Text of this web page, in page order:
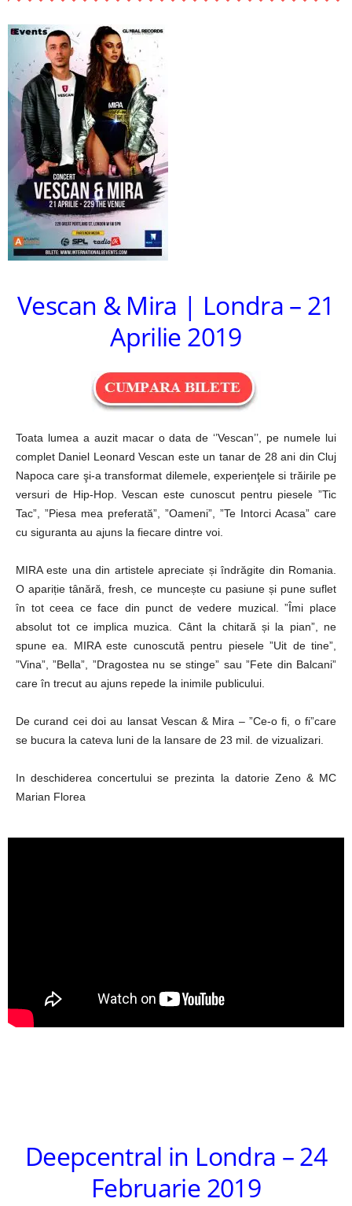
Vescan & Mira | Londra – 21
Aprilie 2019
Toata lumea a auzit macar o data de ‘’Vescan’’, pe numele lui
complet Daniel Leonard Vescan este un tanar de 28 ani din Cluj
Napoca care şi-a transformat dilemele, experienţele si trăirile pe
versuri de Hip-Hop. Vescan este cunoscut pentru piesele ”Tic
Tac”, ”Piesa mea preferată”, ”Oameni”, ”Te Intorci Acasa” care
cu siguranta au ajuns la fiecare dintre voi.
MIRA este una din artistele apreciate și îndrăgite din Romania.
O apariție tânără, fresh, ce muncește cu pasiune și pune suflet
în tot ceea ce face din punct de vedere muzical. ”Îmi place
absolut tot ce implica muzica. Cânt la chitară și la pian”, ne
spune ea. MIRA este cunoscută pentru piesele ”Uit de tine”,
”Vina”, ”Bella”, ”Dragostea nu se stinge” sau ”Fete din Balcani”
care în trecut au ajuns repede la inimile publicului.
De curand cei doi au lansat Vescan & Mira – ”Ce-o fi, o fi”care
se bucura la cateva luni de la lansare de 23 mil. de vizualizari.
In deschiderea concertului se prezinta la datorie Zeno & MC
Marian Florea
Deepcentral in Londra – 24
Februarie 2019